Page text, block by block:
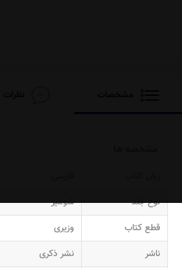
نوع جلد
شومیز
قطع کتاب
وزیری
ناشر
نشر ذکری